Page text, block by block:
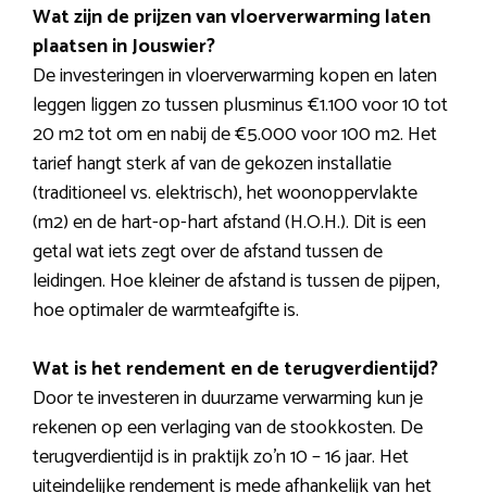
Wat zijn de prijzen van vloerverwarming laten
plaatsen in Jouswier?
De investeringen in vloerverwarming kopen en laten
leggen liggen zo tussen plusminus €1.100 voor 10 tot
20 m2 tot om en nabij de €5.000 voor 100 m2. Het
tarief hangt sterk af van de gekozen installatie
(traditioneel vs. elektrisch), het woonoppervlakte
(m2) en de hart-op-hart afstand (H.O.H.). Dit is een
getal wat iets zegt over de afstand tussen de
leidingen. Hoe kleiner de afstand is tussen de pijpen,
hoe optimaler de warmteafgifte is.
Wat is het rendement en de terugverdientijd?
Door te investeren in duurzame verwarming kun je
rekenen op een verlaging van de stookkosten. De
terugverdientijd is in praktijk zo’n 10 – 16 jaar. Het